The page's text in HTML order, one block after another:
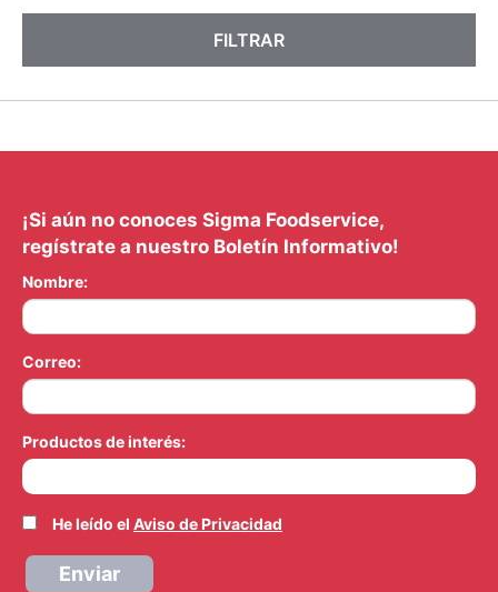
FILTRAR
¡Si aún no conoces Sigma Foodservice,
regístrate a nuestro Boletín Informativo!
Nombre:
Correo:
Productos de interés:
He leído el Aviso de Privacidad
Enviar